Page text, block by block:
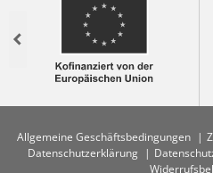
Previous
Allgemeine Geschäftsbedingungen
Datenschutzerklärung